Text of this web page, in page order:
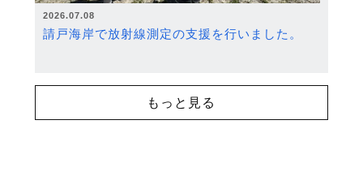
2026.07.08
請戸海岸で放射線測定の支援を行いました。
もっと見る